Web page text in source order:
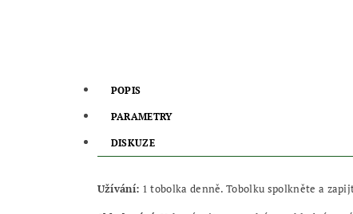
POPIS
PARAMETRY
DISKUZE
Užívání: 1 tobolka denně. Tobolku spolkněte a